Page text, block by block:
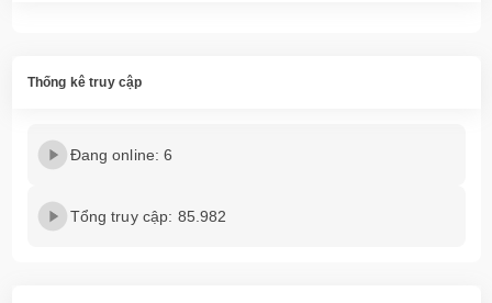
Thống kê truy cập
Đang online: 6
Tổng truy cập: 85.982